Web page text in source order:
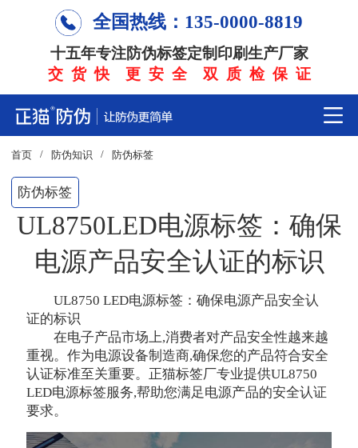
全国热线：135-0000-8819
十五年专注防伪标签定制印刷生产厂家
交 货 快 更 安 全 双 质 检 保 证
首页 / 防伪知识 / 防伪标签
防伪标签
UL8750LED电源标签：确保
电源产品安全认证的标识
UL8750 LED电源标签：确保电源产品安全认
证的标识
在电子产品市场上,消费者对产品安全性越来越
重视。作为电源设备制造商,确保您的产品符合安全
认证标准至关重要。正猫标签厂专业提供UL8750
LED电源标签服务,帮助您满足电源产品的安全认证
要求。